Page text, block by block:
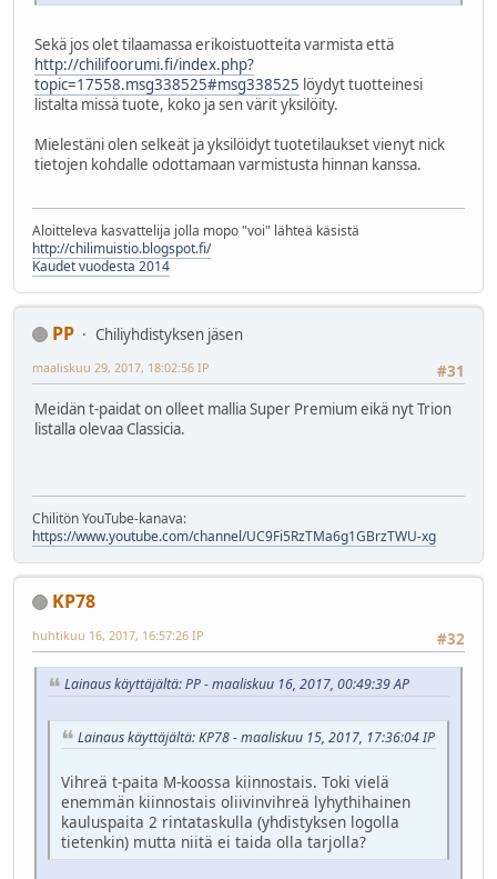
Sekä jos olet tilaamassa erikoistuotteita varmista että
http://chilifoorumi.fi/index.php?
topic=17558.msg338525#msg338525 löydyt tuotteinesi
listalta missä tuote, koko ja sen värit yksilöity.
Mielestäni olen selkeät ja yksilöidyt tuotetilaukset vienyt nick
tietojen kohdalle odottamaan varmistusta hinnan kanssa.
Aloitteleva kasvattelija jolla mopo "voi" lähteä käsistä
http://chilimuistio.blogspot.fi/
Kaudet vuodesta 2014
PP
Chiliyhdistyksen jäsen
#31
maaliskuu 29, 2017, 18:02:56 IP
Meidän t-paidat on olleet mallia Super Premium eikä nyt Trion
listalla olevaa Classicia.
Chilitön YouTube-kanava:
https://www.youtube.com/channel/UC9Fi5RzTMa6g1GBrzTWU-xg
KP78
#32
huhtikuu 16, 2017, 16:57:26 IP
Lainaus käyttäjältä: PP - maaliskuu 16, 2017, 00:49:39 AP
Lainaus käyttäjältä: KP78 - maaliskuu 15, 2017, 17:36:04 IP
Vihreä t-paita M-koossa kiinnostais. Toki vielä
enemmän kiinnostais oliivinvihreä lyhythihainen
kauluspaita 2 rintataskulla (yhdistyksen logolla
tietenkin) mutta niitä ei taida olla tarjolla?